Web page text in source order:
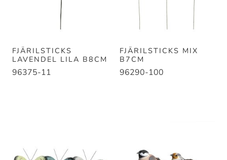
FJÄRILSTICKS
LAVENDEL LILA B8CM
96375-11
FJÄRILSTICKS MIX
B7CM
96290-100